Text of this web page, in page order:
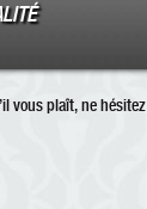
vous plaît, ne hésitez